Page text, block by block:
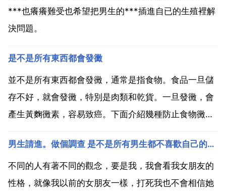
***也癢癢難受也希望把男生的***插進自已的生殖裡解
決問題。
是不是所有東西都會發黴
並不是所有東西都會發黴，通常是指食物。食品一旦儲
存不好，就會發黴，特別是肉類和乾貨。一旦發黴，會
產生黃麴黴素，容易致癌。下面介紹幾種防止食物黴變
塗抹在香腸 香肚的表面，然後將其掛在通風較好的地方
晾著，就可以防黴變。此方法也適用於肉類醃製食物。
乾貨 香...
男生請進。做個調查 是不是所有男生都不喜歡自己的女朋友和異性在一起
不同的人有著不同的觀念，要是我，我會看我女朋友的
性格，就像我以前的女朋友一樣，打死我也不會相信她